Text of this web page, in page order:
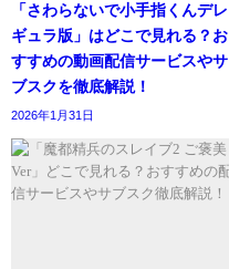
「さわらないで小手指くんデレ
ギュラ版」はどこで見れる？お
すすめの動画配信サービスやサ
ブスクを徹底解説！
2026年1月31日